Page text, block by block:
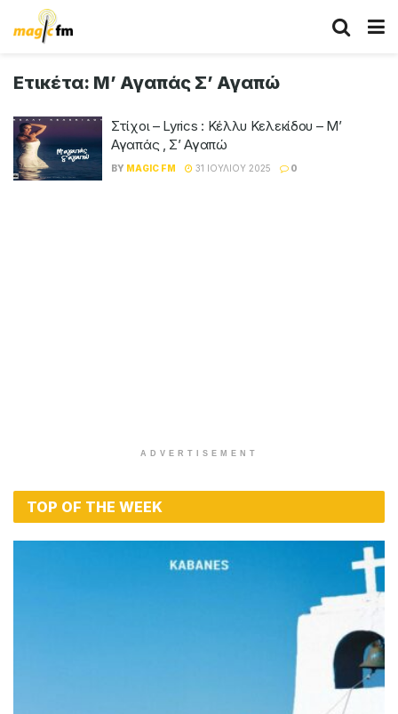
Ετικέτα: Μ’ Αγαπάς Σ’ Αγαπώ
Στίχοι – Lyrics : Κέλλυ Κελεκίδου – Μ’
Αγαπάς , Σ’ Αγαπώ
BY MAGIC FM 31 ΙΟΥΛΊΟΥ 2025 0
ADVERTISEMENT
TOP OF THE WEEK